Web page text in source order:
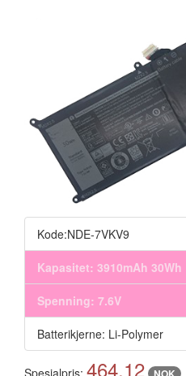
Kode:NDE-7VKV9
Kapasitet: 3910mAh 30Wh
Spenning: 7.6V
Batterikjerne: Li-Polymer
464.12